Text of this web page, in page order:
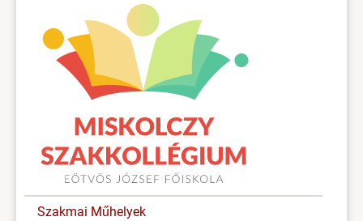
Szakmai Műhelyek